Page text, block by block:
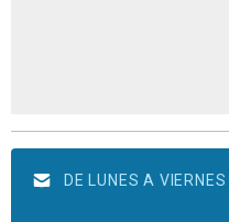
DE LUNES A VIERNES